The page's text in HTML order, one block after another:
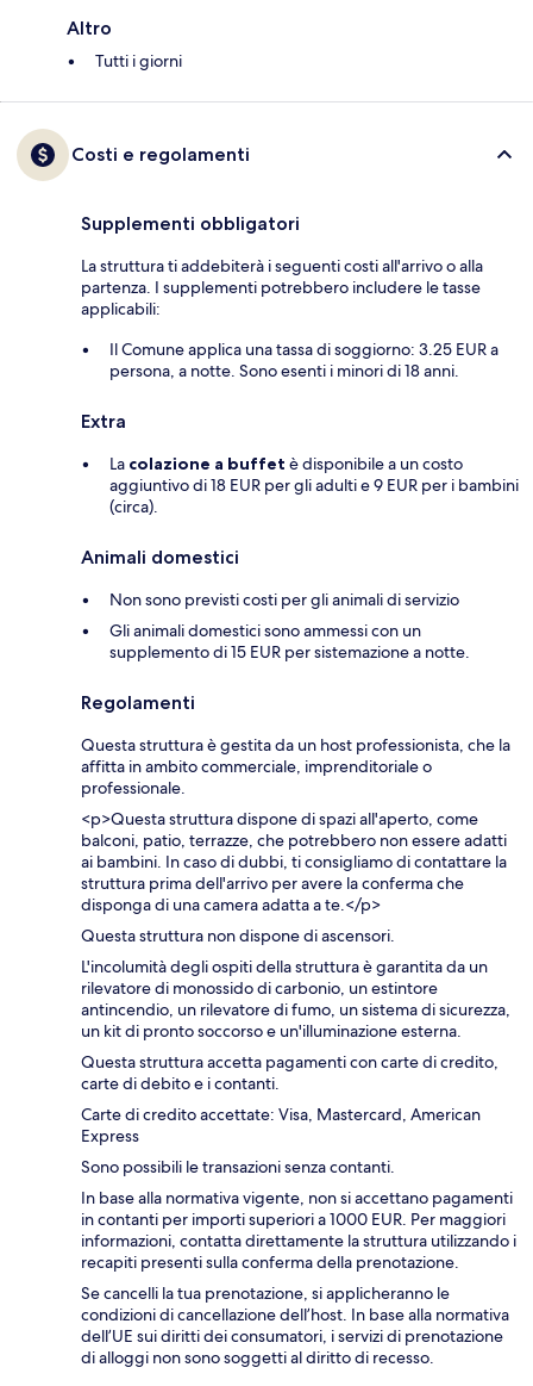
Altro
Tutti i giorni
Costi e regolamenti
Supplementi obbligatori
La struttura ti addebiterà i seguenti costi all'arrivo o alla
partenza. I supplementi potrebbero includere le tasse
applicabili:
Il Comune applica una tassa di soggiorno: 3.25 EUR a
persona, a notte. Sono esenti i minori di 18 anni.
Extra
La colazione a buffet è disponibile a un costo
aggiuntivo di 18 EUR per gli adulti e 9 EUR per i bambini
(circa).
Animali domestici
Non sono previsti costi per gli animali di servizio
Gli animali domestici sono ammessi con un
supplemento di 15 EUR per sistemazione a notte.
Regolamenti
Questa struttura è gestita da un host professionista, che la
affitta in ambito commerciale, imprenditoriale o
professionale.
<p>Questa struttura dispone di spazi all'aperto, come
balconi, patio, terrazze, che potrebbero non essere adatti
ai bambini. In caso di dubbi, ti consigliamo di contattare la
struttura prima dell'arrivo per avere la conferma che
disponga di una camera adatta a te.</p>
Questa struttura non dispone di ascensori.
L'incolumità degli ospiti della struttura è garantita da un
rilevatore di monossido di carbonio, un estintore
antincendio, un rilevatore di fumo, un sistema di sicurezza,
un kit di pronto soccorso e un'illuminazione esterna.
Questa struttura accetta pagamenti con carte di credito,
carte di debito e i contanti.
Carte di credito accettate: Visa, Mastercard, American
Express
Sono possibili le transazioni senza contanti.
In base alla normativa vigente, non si accettano pagamenti
in contanti per importi superiori a 1000 EUR. Per maggiori
informazioni, contatta direttamente la struttura utilizzando i
recapiti presenti sulla conferma della prenotazione.
Se cancelli la tua prenotazione, si applicheranno le
condizioni di cancellazione dell’host. In base alla normativa
dell’UE sui diritti dei consumatori, i servizi di prenotazione
di alloggi non sono soggetti al diritto di recesso.